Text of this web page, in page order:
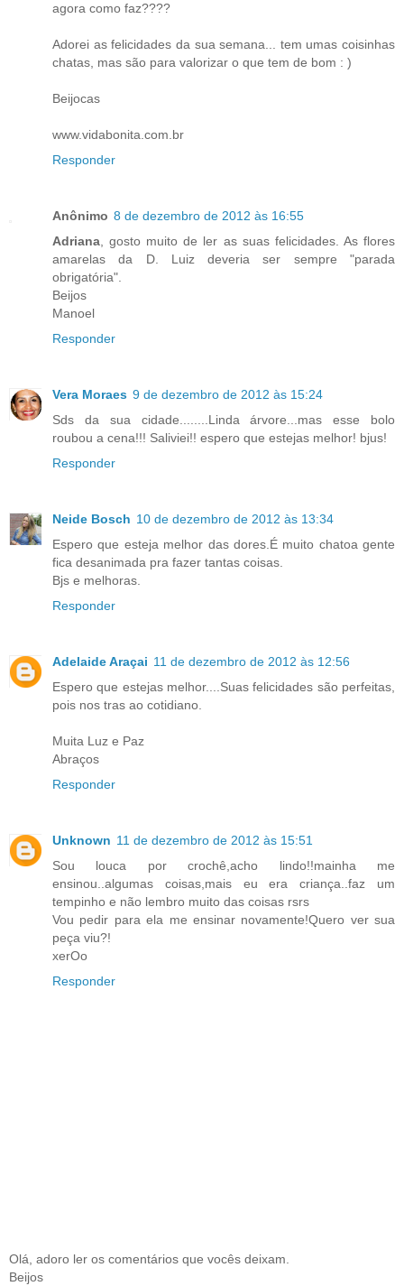
agora como faz????
Adorei as felicidades da sua semana... tem umas coisinhas
chatas, mas são para valorizar o que tem de bom : )
Beijocas
www.vidabonita.com.br
Responder
Anônimo 8 de dezembro de 2012 às 16:55
Adriana, gosto muito de ler as suas felicidades. As flores
amarelas da D. Luiz deveria ser sempre "parada
obrigatória".
Beijos
Manoel
Responder
Vera Moraes 9 de dezembro de 2012 às 15:24
Sds da sua cidade........Linda árvore...mas esse bolo
roubou a cena!!! Saliviei!! espero que estejas melhor! bjus!
Responder
Neide Bosch 10 de dezembro de 2012 às 13:34
Espero que esteja melhor das dores.É muito chatoa gente
fica desanimada pra fazer tantas coisas.
Bjs e melhoras.
Responder
Adelaide Araçai 11 de dezembro de 2012 às 12:56
Espero que estejas melhor....Suas felicidades são perfeitas,
pois nos tras ao cotidiano.
Muita Luz e Paz
Abraços
Responder
Unknown 11 de dezembro de 2012 às 15:51
Sou louca por crochê,acho lindo!!mainha me
ensinou..algumas coisas,mais eu era criança..faz um
tempinho e não lembro muito das coisas rsrs
Vou pedir para ela me ensinar novamente!Quero ver sua
peça viu?!
xerOo
Responder
Olá, adoro ler os comentários que vocês deixam.
Beijos